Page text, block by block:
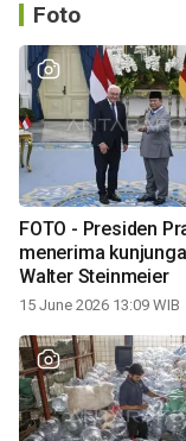
Foto
FOTO - Presiden
menerima
Walter Steinmeier
15 June 2026 13:09 WIB